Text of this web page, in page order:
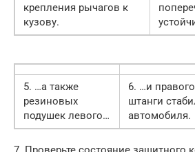
крепления рычагов к
кузову.
5. …а также
резиновых
подушек левого…
6. …и
штанги
автомобиля.